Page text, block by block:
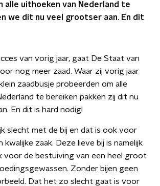
alle uithoeken van Nederland te
we dit nu veel grootser aan. En dit
van vorig jaar, gaat De Staat van
nog meer zaad. Waar zij vorig jaar
zaadbusje probeerden om alle
te bereiken pakken zij dit nu
En dit is hard nodig!
slecht met de bij en dat is ook voor
kwalijke zaak. Deze lieve bij is namelijk
voor de bestuiving van een heel groot
Zonder bijen geen
Dat het zo slecht gaat is voor